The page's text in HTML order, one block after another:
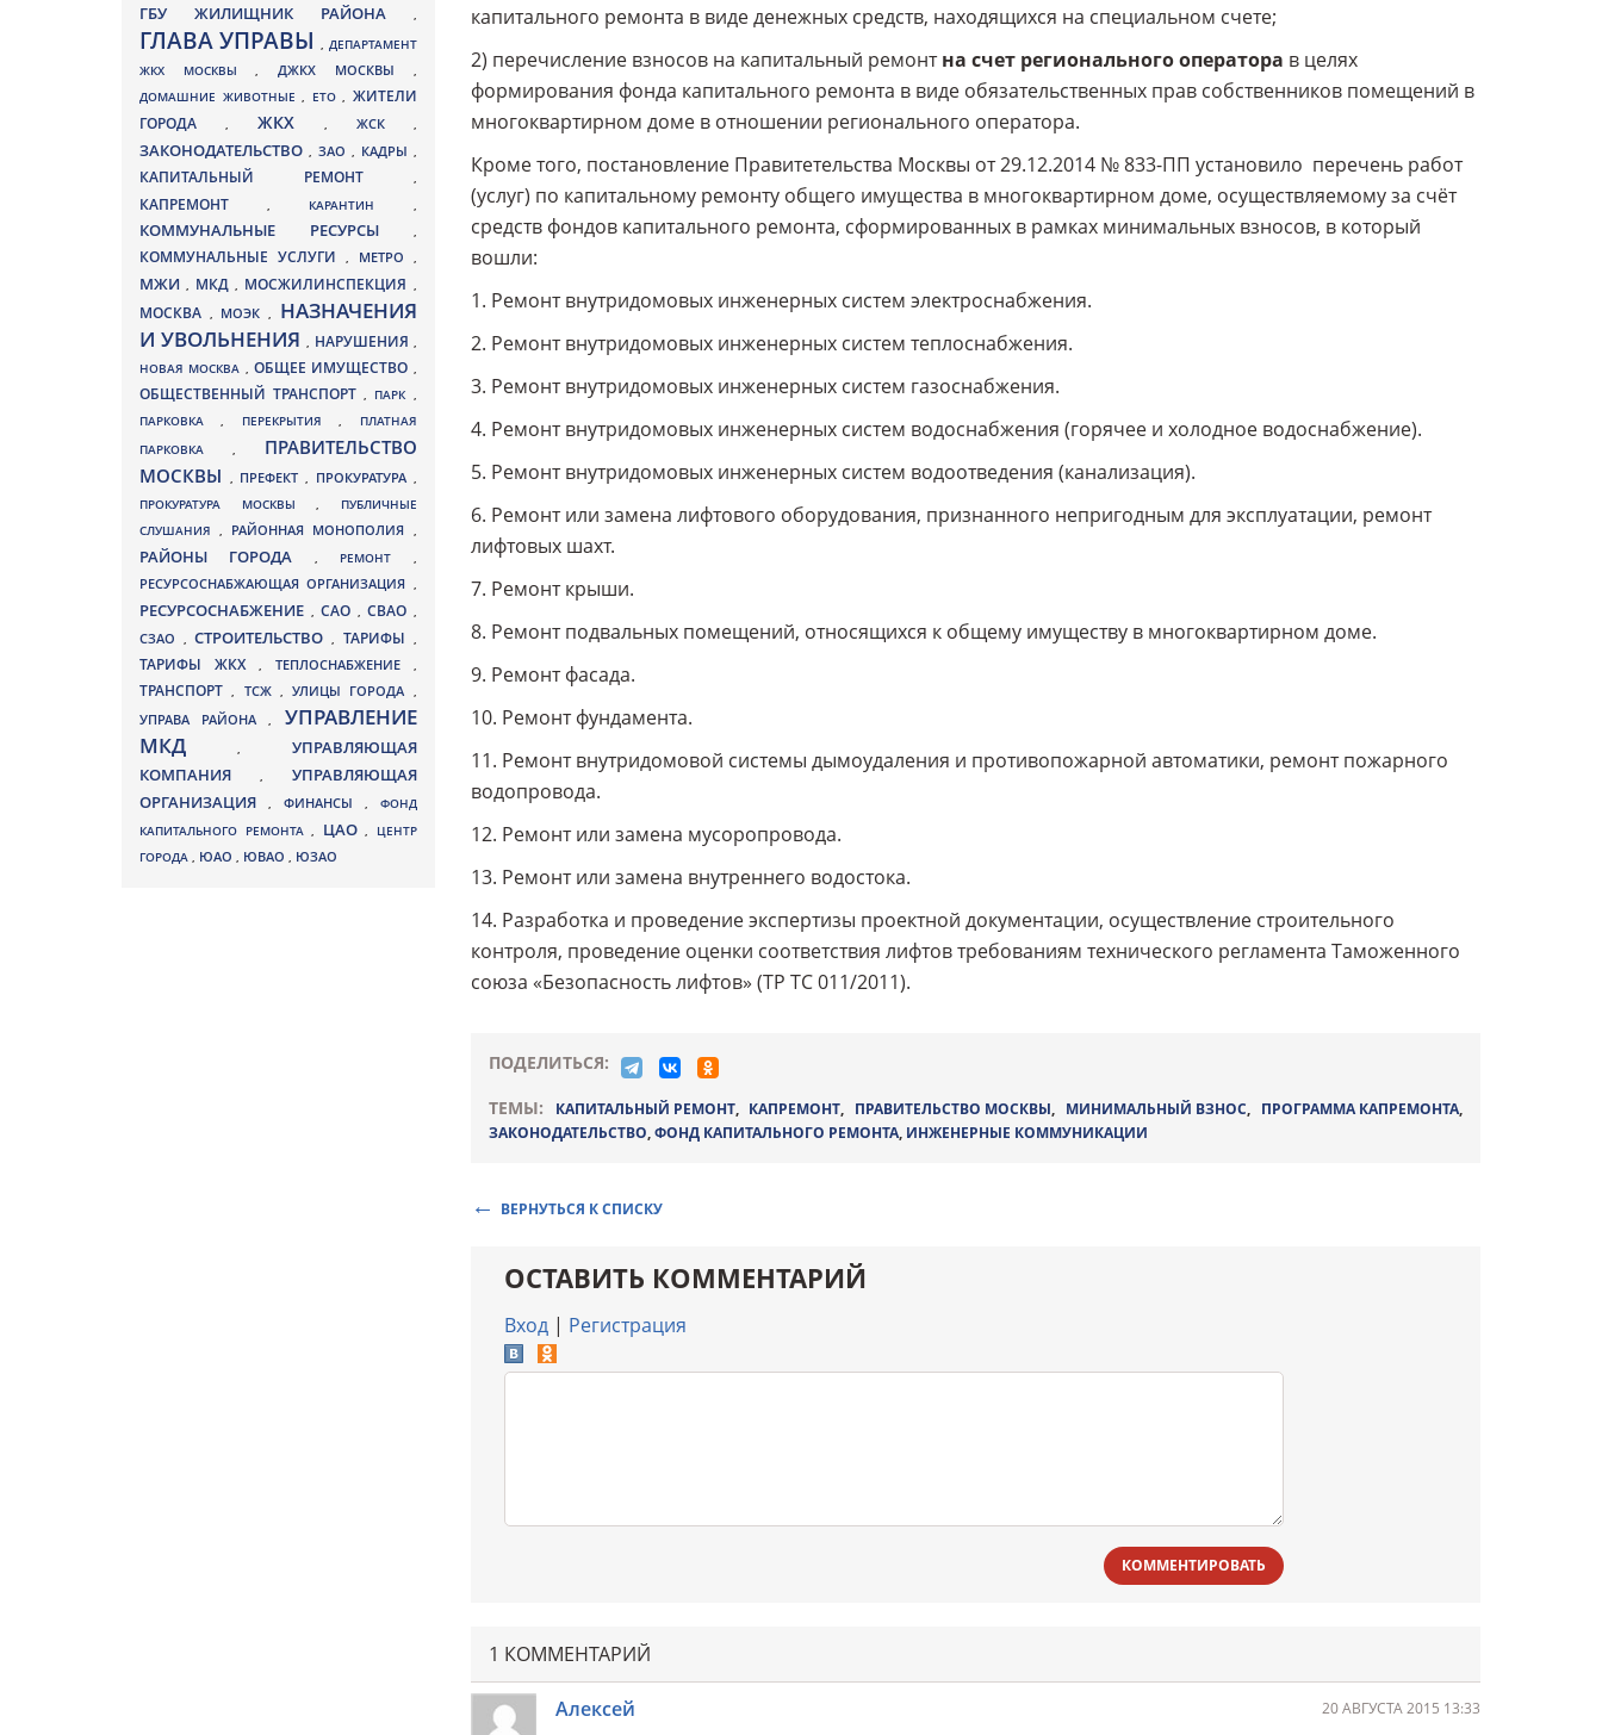
капитального ремонта в виде денежных средств, находящихся на специальном счете;
2) перечисление взносов на капитальный ремонтна счет регионального оператора в целях
формирования фонда капитального ремонта в виде обязательственных прав собственников помещений в
многоквартирном доме в отношении регионального оператора.
Кроме того, постановление Правитетельства Москвы от 29.12.2014 № 833-ПП установило перечень работ
(услуг) по капитальному ремонту общего имущества в многоквартирном доме, осуществляемому за счёт
средств фондов капитального ремонта, сформированных в рамках минимальных взносов, в который
вошли:
1. Ремонт внутридомовых инженерных систем электроснабжения.
2. Ремонт внутридомовых инженерных систем теплоснабжения.
3. Ремонт внутридомовых инженерных систем газоснабжения.
4. Ремонт внутридомовых инженерных систем водоснабжения (горячее и холодное водоснабжение).
5. Ремонт внутридомовых инженерных систем водоотведения (канализация).
6. Ремонт или замена лифтового оборудования, признанного непригодным для эксплуатации, ремонт
лифтовых шахт.
7. Ремонт крыши.
8. Ремонт подвальных помещений, относящихся к общему имуществу в многоквартирном доме.
9. Ремонт фасада.
10. Ремонт фундамента.
11. Ремонт внутридомовой системы дымоудаления и противопожарной автоматики, ремонт пожарного
водопровода.
12. Ремонт или замена мусоропровода.
13. Ремонт или замена внутреннего водостока.
14. Разработка и проведение экспертизы проектной документации, осуществление строительного
контроля, проведение оценки соответствия лифтов требованиям технического регламента Таможенного
союза «Безопасность лифтов» (ТР ТС 011/2011).
ПОДЕЛИТЬСЯ:
ТЕМЫ:
КАПИТАЛЬНЫЙ РЕМОНТ, КАПРЕМОНТ, ПРАВИТЕЛЬСТВО МОСКВЫ, МИНИМАЛЬНЫЙ ВЗНОС, ПРОГРАММА КАПРЕМОНТА,
ЗАКОНОДАТЕЛЬСТВО,ФОНД КАПИТАЛЬНОГО РЕМОНТА, ИНЖЕНЕРНЫЕ КОММУНИКАЦИИ
ВЕРНУТЬСЯ К СПИСКУ
ОСТАВИТЬ КОММЕНТАРИЙ
Вход| Регистрация
КОММЕНТИРОВАТЬ
1 КОММЕНТАРИЙ
Алексей 20 АВГУСТА 2015 13:33
ГБУ ЖИЛИЩНИК РАЙОНА ,
ГЛАВА УПРАВЫ, ДЕПАРТАМЕНТ
ЖКХ МОСКВЫ,ДЖКХ МОСКВЫ ,
ДОМАШНИЕ ЖИВОТНЫЕ , ЕТО , ЖИТЕЛИ
ГОРОДА
, ЖКХ , ЖСК ,
ЗАКОНОДАТЕЛЬСТВО , ЗАО , КАДРЫ ,
КАПИТАЛЬНЫЙ РЕМОНТ ,
КАПРЕМОНТ , КАРАНТИН ,
КОММУНАЛЬНЫЕ РЕСУРСЫ ,
КОММУНАЛЬНЫЕ УСЛУГИ , МЕТРО ,
МЖИ, МКД , МОСЖИЛИНСПЕКЦИЯ ,
МОСКВА , МОЭК ,
НАЗНАЧЕНИЯ
И УВОЛЬНЕНИЯ , НАРУШЕНИЯ ,
НОВАЯ МОСКВА , ОБЩЕЕ ИМУЩЕСТВО ,
ОБЩЕСТВЕННЫЙ ТРАНСПОРТ, ПАРК ,
ПАРКОВКА, ПЕРЕКРЫТИЯ,
ПЛАТНАЯ
ПАРКОВКА ,
ПРАВИТЕЛЬСТВО
МОСКВЫ , ПРЕФЕКТ, ПРОКУРАТУРА ,
ПРОКУРАТУРА МОСКВЫ ,
ПУБЛИЧНЫЕ
СЛУШАНИЯ, РАЙОННАЯ МОНОПОЛИЯ ,
РАЙОНЫ ГОРОДА , РЕМОНТ ,
РЕСУРСОСНАБЖАЮЩАЯ ОРГАНИЗАЦИЯ ,
РЕСУРСОСНАБЖЕНИЕ , САО , СВАО ,
СЗАО ,СТРОИТЕЛЬСТВО, ТАРИФЫ ,
ТАРИФЫ ЖКХ , ТЕПЛОСНАБЖЕНИЕ ,
ТРАНСПОРТ, ТСЖ , УЛИЦЫ ГОРОДА ,
УПРАВА РАЙОНА, УПРАВЛЕНИЕ
МКД, УПРАВЛЯЮЩАЯ
КОМПАНИЯ
, УПРАВЛЯЮЩАЯ
ОРГАНИЗАЦИЯ
, ФИНАНСЫ , ФОНД
КАПИТАЛЬНОГО РЕМОНТА , ЦАО ,
ЦЕНТР
ГОРОДА , ЮАО , ЮВАО , ЮЗАО